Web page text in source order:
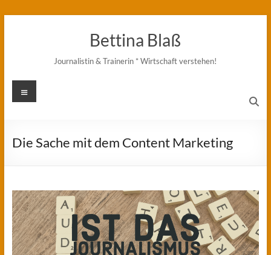
Bettina Blaß
Journalistin & Trainerin * Wirtschaft verstehen!
Menü
Die Sache mit dem Content Marketing